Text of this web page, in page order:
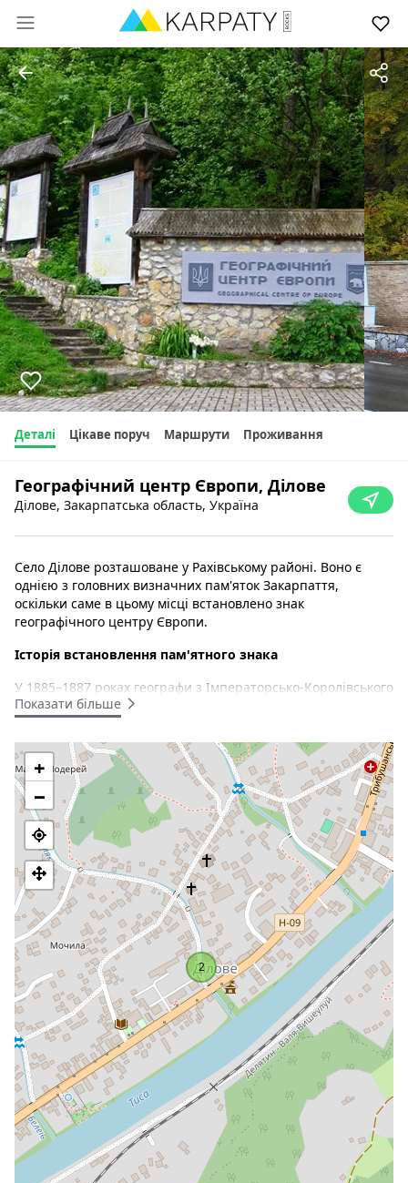
Деталі Цікаве поруч Маршрути Проживання
Географічний центр Європи, Ділове
Ділове, Закарпатська область, Україна
Село Ділове розташоване у Рахівському районі. Воно є
однією з головних визначних пам'яток Закарпаття,
оскільки саме в цьому місці встановлено знак
географічного центру Європи.
Історія встановлення пам'ятного знака
У 1885–1887 роках географи з Імператорсько-Королівського
військово-географічного інституту Австро-Угорщини на
геодезичні дослідження, під час яких їм удалося точно
визначити широту і довготу села Ділове. Вони вирішили
увіковічнити своє відкриття кам'яним монументом, де
латинською мовою висікли напис із вказаними
координатами та роком відкриття: 47°57′ пн. ш. 24°11′ сх. д,
1887. У народі устатилася думка, що дослідники відкрили
координати центру Європи, і встановили знак саме на
честь цього відкриття. У 70-тих роках минулого століття,
щоб остаточно закріпити за Діловим цей поважний статус,
поряд із кам'яним знаком урочисто відкрили новий –
металеву стелу понад сім метрів заввишки. Обидва
монументи стоять у Діловому й сьогодні.
Показати більше
2
+
−